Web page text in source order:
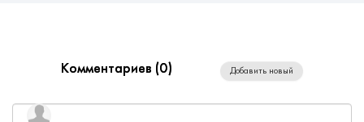
Комментариев (0) Добавить новый